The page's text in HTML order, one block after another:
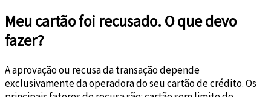
Meu cartão foi recusado. O que devo
fazer?
A aprovação ou recusa da transação depende
exclusivamente da operadora do seu cartão de crédito. Os